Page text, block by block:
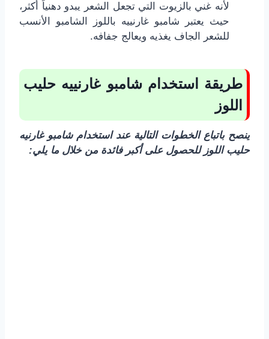
لأنه غني بالزيوت التي تجعل الشعر يبدو دهنياً أكثر،
حيث يعتبر شامبو غارنييه باللوز الشامبو الأنسب
للشعر الجاف يغذيه ويعالج جفافه.
طريقة استخدام شامبو غارنييه حليب
اللوز
ينصح باتباع الخطوات التالية عند استخدام شامبو غارنيه
حليب اللوز للحصول على أكبر فائدة من خلال ما يلي: